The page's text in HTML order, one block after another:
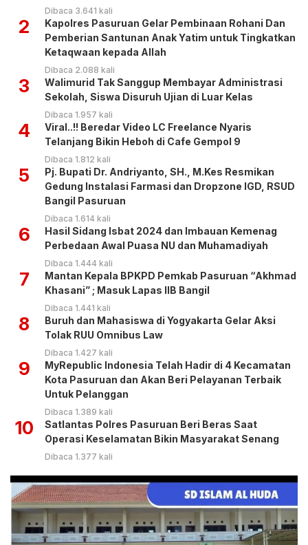
Dibaca 3.641 kali
2
Kapolres Pasuruan Gelar Pembinaan Rohani Dan
Pemberian Santunan Anak Yatim untuk Tingkatkan
Ketaqwaan kepada Allah
Dibaca 2.088 kali
3
Walimurid Tak Sanggup Membayar Administrasi
Sekolah, Siswa Disuruh Ujian di Luar Kelas
Dibaca 1.957 kali
4
Viral..!! Beredar Video LC Freelance Nyaris
Telanjang Bikin Heboh di Cafe Gempol 9
Dibaca 1.812 kali
5
Pj. Bupati Dr. Andriyanto, SH., M.Kes Resmikan
Gedung Instalasi Farmasi dan Dropzone IGD, RSUD
Bangil Pasuruan
Dibaca 1.614 kali
6
Hasil Sidang Isbat 2024 dan Imbauan Kemenag
Perbedaan Awal Puasa NU dan Muhamadiyah
Dibaca 1.444 kali
7
Mantan Kepala BPKPD Pemkab Pasuruan “Akhmad
Khasani” ; Masuk Lapas IIB Bangil
Dibaca 1.441 kali
8
Buruh dan Mahasiswa di Yogyakarta Gelar Aksi
Tolak RUU Omnibus Law
Dibaca 1.427 kali
9
MyRepublic Indonesia Telah Hadir di 4 Kecamatan
Kota Pasuruan dan Akan Beri Pelayanan Terbaik
Untuk Pelanggan
Dibaca 1.389 kali
10
Satlantas Polres Pasuruan Beri Beras Saat
Operasi Keselamatan Bikin Masyarakat Senang
Dibaca 1.377 kali